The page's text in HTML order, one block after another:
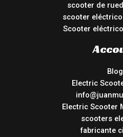
scooter de
scooter
Scooter
Blog
Electric
Electric Scooter
scooters
fabricante